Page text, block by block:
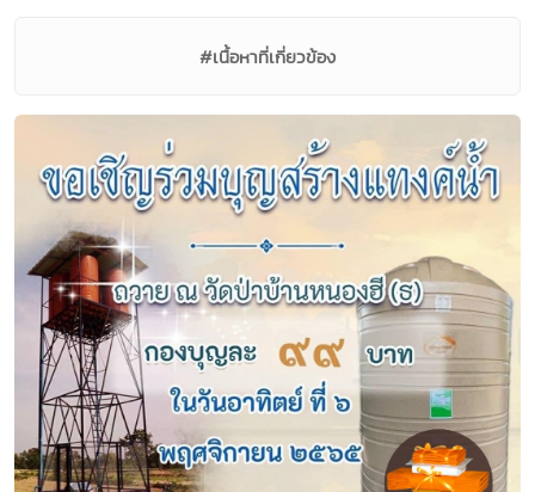
#เนื้อหาที่เกี่ยวข้อง